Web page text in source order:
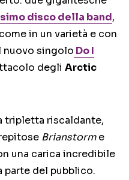
disco della band,
in un varietà e con
nuovo singolo Do I
degli Arctic
tripletta riscaldante,
Brianstorme
una carica incredibile
parte del pubblico.